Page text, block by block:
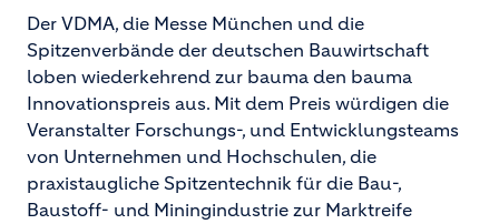
Der VDMA, die Messe München und die
Spitzenverbände der deutschen Bauwirtschaft
loben wiederkehrend zur bauma den bauma
Innovationspreis aus. Mit dem Preis würdigen die
Veranstalter Forschungs-, und Entwicklungsteams
von Unternehmen und Hochschulen, die
praxistaugliche Spitzentechnik für die Bau-,
Baustoff- und Miningindustrie zur Marktreife